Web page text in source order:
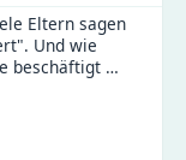
Eltern sagen
Und wie
beschäftigt …